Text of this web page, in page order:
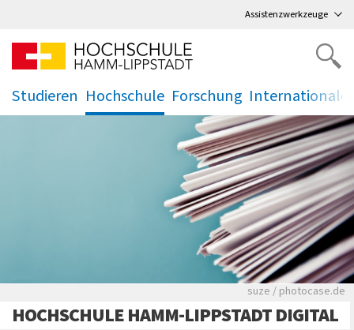
Assistenzwerkzeuge
Studieren
.
Hochschule
.
Forschung
. .
Viele Zeitungen.
suze / photocase.de
HOCHSCHULE HAMM-LIPPSTADT DIGITAL